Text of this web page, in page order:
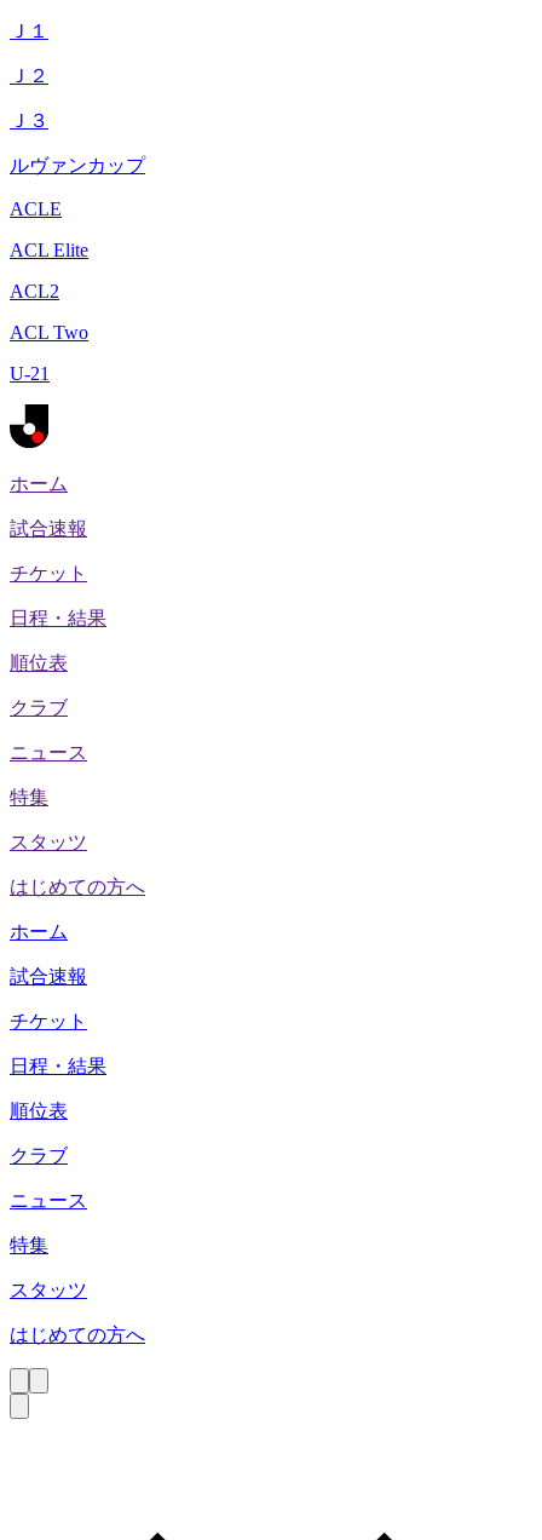
Ｊ１
Ｊ２
Ｊ３
ルヴァンカップ
ACLE
ACL Elite
ACL2
ACL Two
U-21
ホーム
試合速報
チケット
日程・結果
順位表
クラブ
ニュース
特集
スタッツ
はじめての方へ
ホーム
試合速報
チケット
日程・結果
順位表
クラブ
ニュース
特集
スタッツ
はじめての方へ